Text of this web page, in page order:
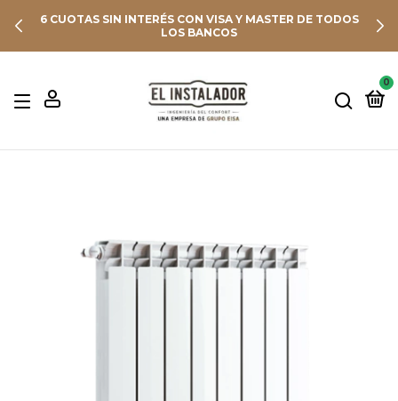
6 CUOTAS SIN INTERÉS CON VISA Y MASTER DE TODOS
LOS BANCOS
0